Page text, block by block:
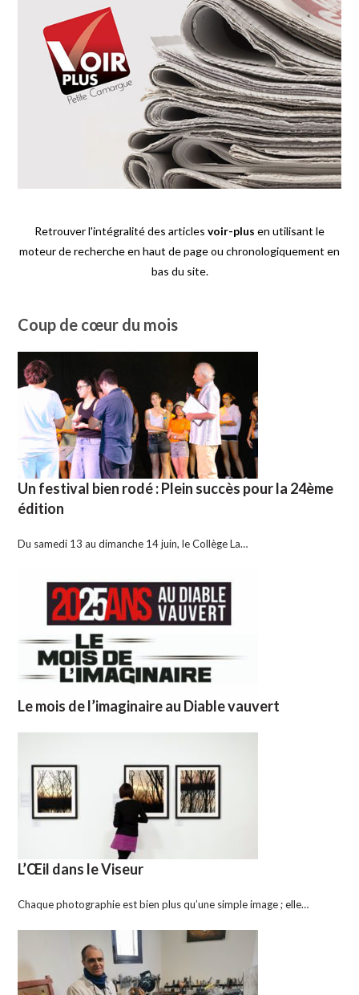
Retrouver l'intégralité des articles voir-plus en utilisant le
moteur de recherche en haut de page ou chronologiquement en
bas du site.
Coup de cœur du mois
Un festival bien rodé : Plein succès pour la 24ème
édition
Du samedi 13 au dimanche 14 juin, le Collège La…
Le mois de l’imaginaire au Diable vauvert
L’Œil dans le Viseur
Chaque photographie est bien plus qu’une simple image ; elle…